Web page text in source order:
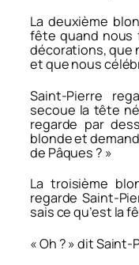
La deuxième
fête quand nous
décorations, que
et que nous
Saint-Pierre
secoue la tête
regarde par
blonde et
de Pâques ? »
La troisième
regarde Saint-
sais ce qu’est la
« Oh ? » dit Saint-